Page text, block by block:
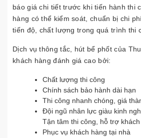
báo giá chi tiết trước khi tiến hành thi
hàng có thể kiểm soát, chuẩn bị chi
tiến độ, chất lượng trong quá trình thi
Dịch vụ thông tắc, hút bể phốt của
khách hàng đánh giá cao bởi:
Chất lượng thi công
Chính sách bảo hành dài hạn
Thi công nhanh chóng, giá
Đội ngũ nhân lực giàu kinh
Tận tâm thi công, hỗ trợ
Phục vụ khách hàng tại nhà